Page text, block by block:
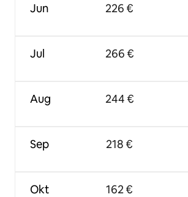
Jun
Jul
Aug
Sep
Okt
226 €
266 €
244 €
218 €
162 €